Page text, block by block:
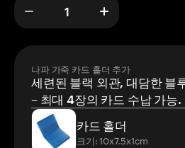
나파 가죽 카드 홀더 추가
세련된 블랙 외관, 대담한 블
– 최대 4장의 카드 수납 가능.
카드 홀더
크기: 10x7.5x1cm